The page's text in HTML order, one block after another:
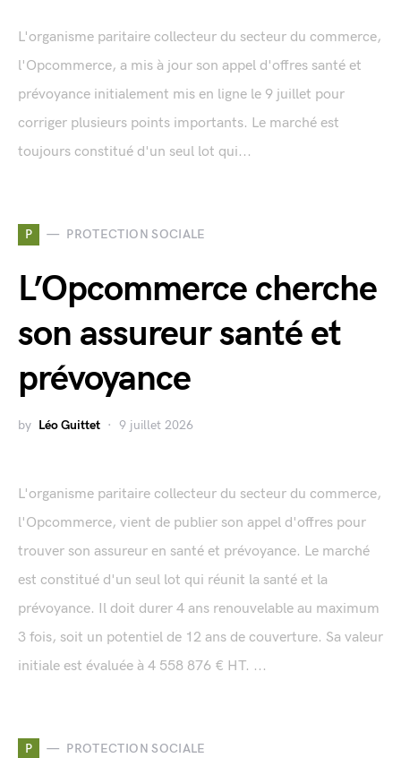
L'organisme paritaire collecteur du secteur du commerce,
l'Opcommerce, a mis à jour son appel d'offres santé et
prévoyance initialement mis en ligne le 9 juillet pour
corriger plusieurs points importants. Le marché est
toujours constitué d'un seul lot qui...
P PROTECTION SOCIALE
L’Opcommerce cherche
son assureur santé et
prévoyance
by Léo Guittet 9 juillet 2026
L'organisme paritaire collecteur du secteur du commerce,
l'Opcommerce, vient de publier son appel d'offres pour
trouver son assureur en santé et prévoyance. Le marché
est constitué d'un seul lot qui réunit la santé et la
prévoyance. Il doit durer 4 ans renouvelable au maximum
3 fois, soit un potentiel de 12 ans de couverture. Sa valeur
initiale est évaluée à 4 558 876 € HT. ...
P PROTECTION SOCIALE